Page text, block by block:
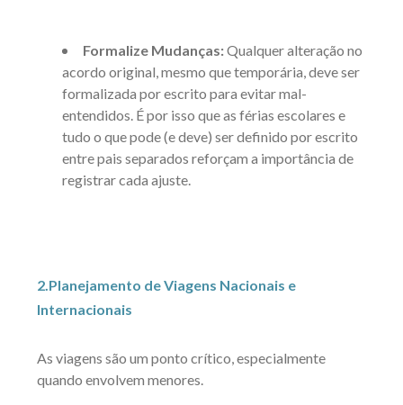
Formalize Mudanças:Qualquer alteração no
acordo original, mesmo que temporária, deve ser
formalizada por escrito para evitar mal-
entendidos. É por isso queas férias escolares e
tudo o que pode (e deve) ser definido por escrito
entre pais separados reforçam a importância de
registrar cada ajuste.
2.Planejamento de Viagens Nacionais e
Internacionais
As viagens são um ponto crítico, especialmente
quando envolvem menores.